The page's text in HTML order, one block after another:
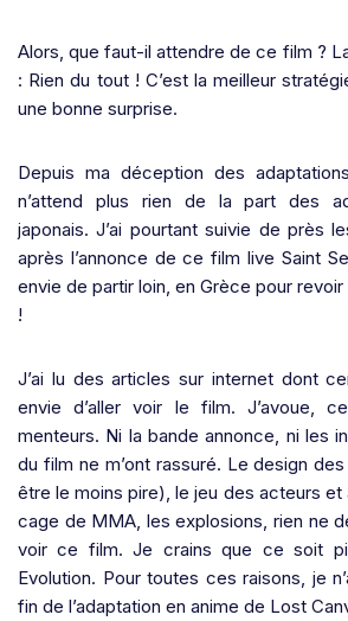
Alors, que faut-il attendre de ce film ?
: Rien du tout ! C’est la meilleur
une bonne surprise.
Depuis ma déception des
n’attend plus rien de la part des
japonais. J’ai pourtant suivie de près
après l’annonce de ce film live Saint
envie de partir loin, en Grèce pour revoir
!
J’ai lu des articles sur internet dont
envie d’aller voir le film. J’avoue,
menteurs. Ni la bande annonce, ni les
du film ne m’ont rassuré. Le design
être le moins pire), le jeu des acteurs et
cage de MMA, les explosions, rien ne
voir ce film. Je crains que ce soit
Evolution. Pour toutes ces raisons, je
fin de l’adaptation en anime de Lost